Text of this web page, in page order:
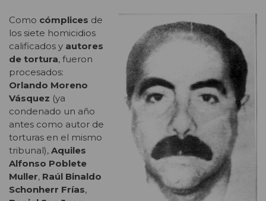
Como cómplices de
los siete homicidios
calificados y autores
de tortura, fueron
procesados:
Orlando Moreno
Vásquez (ya
condenado un año
antes como autor de
torturas en el mismo
tribunal), Aquiles
Alfonso Poblete
Muller, Raúl Binaldo
Schonherr Frías,